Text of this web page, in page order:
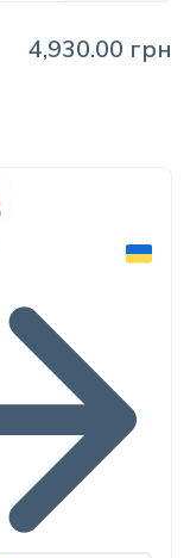
4,930.00 грн